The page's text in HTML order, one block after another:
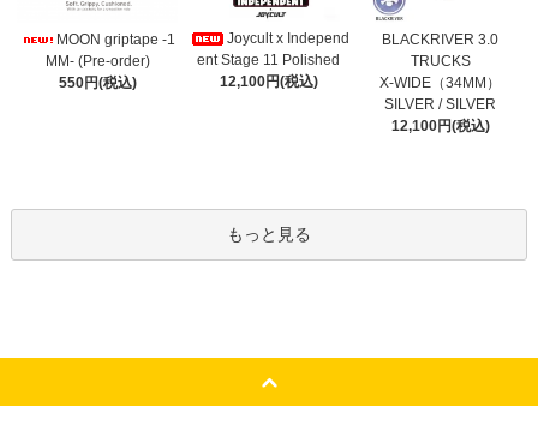
MOON griptape -1
MM- (Pre-order)
550円(税込)
Joycult x Independ
ent Stage 11 Polished
12,100円(税込)
BLACKRIVER 3.0
TRUCKS
X-WIDE（34MM）
SILVER / SILVER
12,100円(税込)
もっと見る